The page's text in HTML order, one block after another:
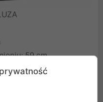
59 cm